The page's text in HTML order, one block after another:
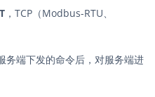
，TCP（Modbus-RTU、
务端下发的命令后，对服务端进